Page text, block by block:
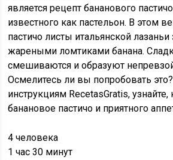
являетсярецепт бананового пастичо
известного как пастельон. В этом
пастичо листы итальянской
жареными ломтиками банана.
смешиваются и образуют
Осмелитесь ли вы попробовать
инструкциям RecetasGratis, узнайте,
банановое пастичо и приятного
4 человека
1 час 30 минут